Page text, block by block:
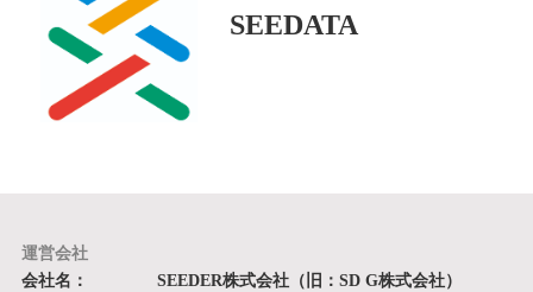
SEEDATA
運営会社
会社名：
SEEDER株式会社（旧：SD G株式会社）